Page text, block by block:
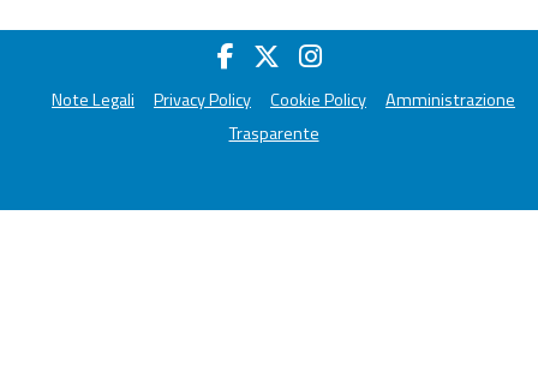
Note Legali Privacy Policy Cookie Policy
Amministrazione
Trasparente